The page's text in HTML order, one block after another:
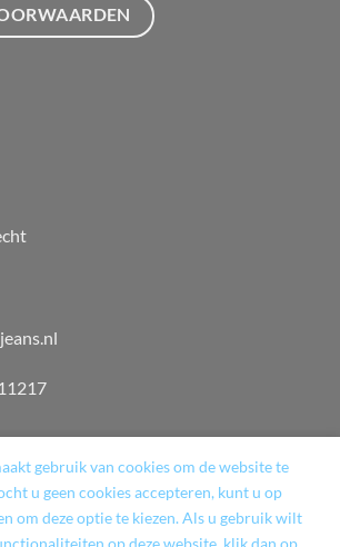
gebruik van cookies om de website te
u geen cookies accepteren, kunt u op
om deze optie te kiezen. Als u gebruik wilt
op deze website, klik dan op